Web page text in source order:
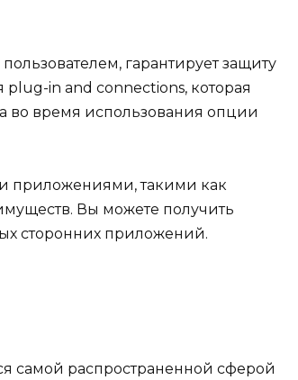
гарантирует защиту
in and connections, которая
во время использования опции
приложениями, такими как
Вы можете получить
сторонних приложений.
самой распространенной сферой